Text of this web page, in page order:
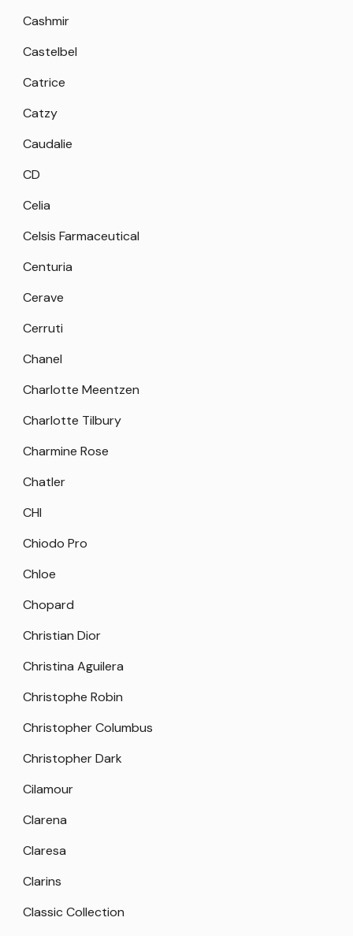
Cashmir
Castelbel
Catrice
Catzy
Caudalie
CD
Celia
Celsis Farmaceutical
Centuria
Cerave
Cerruti
Chanel
Charlotte Meentzen
Charlotte Tilbury
Charmine Rose
Chatler
CHI
Chiodo Pro
Chloe
Chopard
Christian Dior
Christina Aguilera
Christophe Robin
Christopher Columbus
Christopher Dark
Cilamour
Clarena
Claresa
Clarins
Classic Collection